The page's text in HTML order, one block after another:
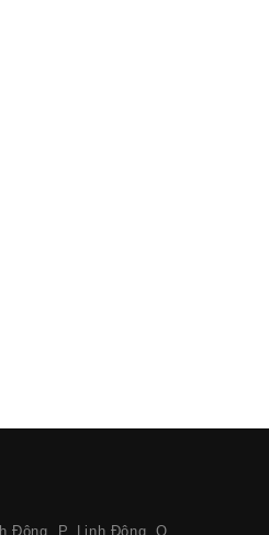
Đông, P. Linh Đông, Q.